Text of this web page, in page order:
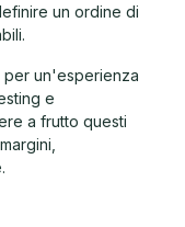
un ordine di
per un'esperienza
e
a frutto questi